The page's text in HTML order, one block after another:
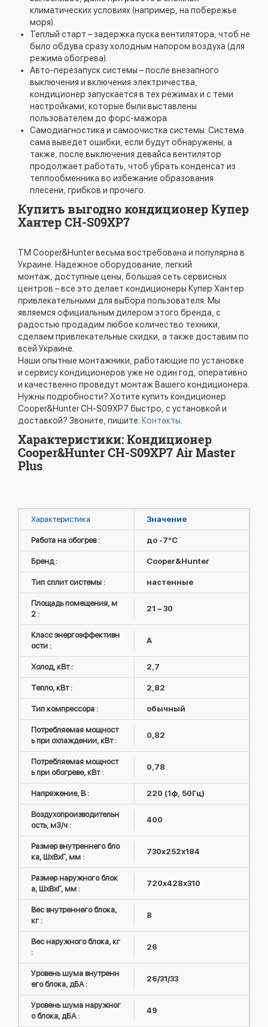
климатических условиях (например, на побережье
моря).
Теплый старт – задержка пуска вентилятора, чтоб не
было обдува сразу холодным напором воздуха (для
режима обогрева).
Авто-перезапуск системы – после внезапного
выключения и включения электричества,
кондиционер запускается в тех режимах и с теми
настройками, которые были выставлены
пользователем до форс-мажора.
Самодиагностика и самоочистка системы. Система
сама выведет ошибки, если будут обнаружены, а
также, после выключения девайса вентилятор
продолжает работать, чтоб убрать конденсат из
теплообменника во избежание образования
плесени, грибков и прочего.
​Купить выгодно кондиционер Купер
Хантер CH-S09XP7
ТМ Cooper&Hunter весьма востребована и популярна в
Украине. Надежное оборудование, легкий
монтаж, доступные цены, большая сеть сервисных
центров – все это делает кондиционеры Купер Хантер
привлекательными для выбора пользователя. Мы
являемся официальным дилером этого бренда, с
радостью продадим любое количество техники,
сделаем привлекательные скидки, а также доставим по
всей Украине.
Наши опытные монтажники, работающие по установке
и сервису кондиционеров уже не один год, оперативно
и качественно проведут монтаж Вашего кондиционера.
Нужны подробности? Хотите купить кондиционер
Cooper&Hunter CH-S09XP7 быстро, с установкой и
доставкой? Звоните, пишите: Контакты.
Характеристики: Кондиционер
Cooper&Hunter CH-S09XP7 Air Master
Plus
Характеристика Значение
Работа на обогрев : до -7°C
Бренд : Cooper&Hunter
Тип сплит системы : настенные
Площадь помещения, м
2 :
21 – 30
Класс энергоэффективн
ости :
A
Холод, кВт : 2,7
Тепло, кВт : 2,82
Тип компрессора : обычный
Потребляемая мощност
ь при охлаждении, кВт :
0,82
Потребляемая мощност
ь при обогреве, кВт :
0,78
Напряжение, В : 220 (1ф, 50Гц)
Воздухопроизводительн
ость, м3/ч :
400
Размер внутреннего бло
ка, ШxВxГ, мм :
730х252х184
Размер наружного блок
а, ШxВxГ, мм :
720х428х310
Вес внутреннего блока,
кг :
8
Вес наружного блока, кг
:
26
Уровень шума внутренн
его блока, дБА :
26/31/33
Уровень шума наружног
о блока, дБА :
49